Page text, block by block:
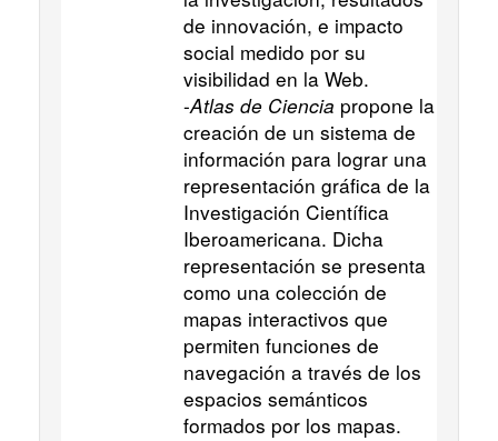
de innovación, e impacto
social medido por su
visibilidad en la Web.
-Atlas de Ciencia propone la
creación de un sistema de
información para lograr una
representación gráfica de la
Investigación Científica
Iberoamericana. Dicha
representación se presenta
como una colección de
mapas interactivos que
permiten funciones de
navegación a través de los
espacios semánticos
formados por los mapas.